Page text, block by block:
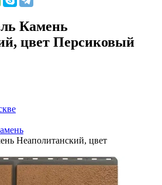
Камень
цвет Персиковый
Неаполитанский, цвет